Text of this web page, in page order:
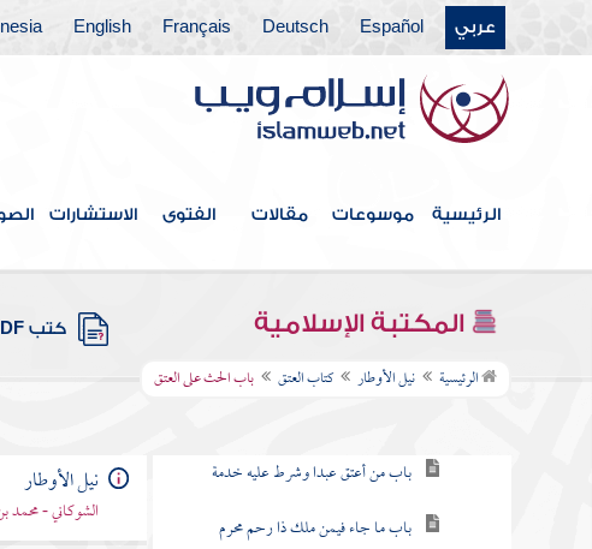
عربي Español
Deutsch
Français
English
الرئيسية موسوعات مقالات الفتوى الاستشارات
المكتبة الإسلامية كتب PDF
الرئيسية نيل الأوطار كتاب العتق باب الحث على العتق
كتاب اللقطة
كتاب الهبة والهدية
كتاب الوقف
كتاب الوصايا
كتاب الفرائض
كتاب العتق
باب من أعتق عبدا وشرط عليه خدمة
باب ما جاء فيمن ملك ذا رحم محرم
نيل الأوطار
الشوكاني - محمد